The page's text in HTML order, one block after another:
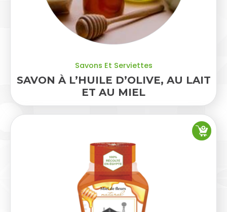
Savons Et Serviettes
SAVON À L’HUILE D’OLIVE, AU LAIT
ET AU MIEL